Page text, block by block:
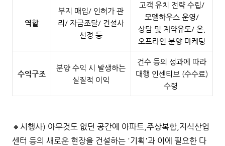
역할
부지 매입/ 인허가 관
리/ 자금조달/ 건설사
선정 등
고객 유치 전략 수립/
모델하우스 운영/
상담 및 계약유도/ 온,
오프라인 분양 마케팅
수익구조
분양 수익 시 발생하는
실질적 이익
건수 등의 성과에 따라
대행 인센티브 (수수료)
수령
🔸시행사) 아무것도 없던 공간에 아파트,주상복합,지식산업
센터 등의 새로운 현장을 건설하는 '기획'과 이에 필요한 다